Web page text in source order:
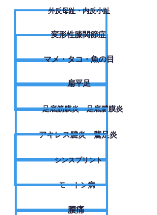
外反母趾・内反小趾
変形性膝関節症
​マメ・タコ・魚の目
扁平足
足底筋膜炎・足底腱膜炎
アキレス腱炎・鵞足炎
シンスプリント
モートン病
腰痛